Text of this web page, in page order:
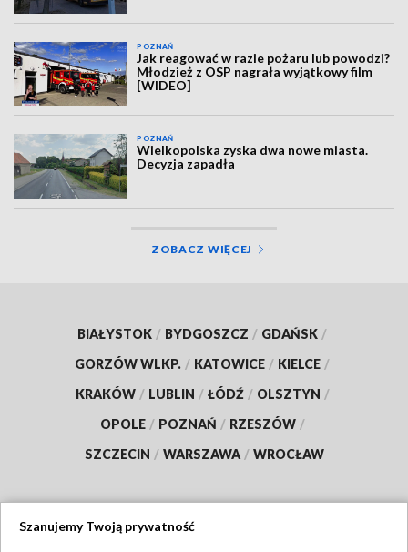
POZNAŃ
Jak reagować w razie pożaru lub powodzi?
Młodzież z OSP nagrała wyjątkowy film
[WIDEO]
POZNAŃ
Wielkopolska zyska dwa nowe miasta.
Decyzja zapadła
ZOBACZ WIĘCEJ
BIAŁYSTOK / BYDGOSZCZ / GDAŃSK /
GORZÓW WLKP. / KATOWICE / KIELCE /
KRAKÓW / LUBLIN / ŁÓDŹ / OLSZTYN /
OPOLE / POZNAŃ / RZESZÓW /
SZCZECIN / WARSZAWA / WROCŁAW
Szanujemy Twoją prywatność